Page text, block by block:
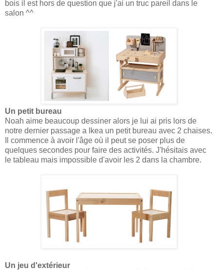
bois il est hors de question que j'ai un truc pareil dans le
salon ^^
Un petit bureau
Noah aime beaucoup dessiner alors je lui ai pris lors de
notre dernier passage a Ikea un petit bureau avec 2 chaises.
Il commence à avoir l'âge où il peut se poser plus de
quelques secondes pour faire des activités. J'hésitais avec
le tableau mais impossible d'avoir les 2 dans la chambre.
Un jeu d'extérieur